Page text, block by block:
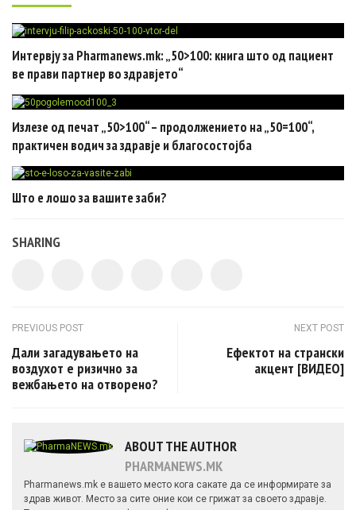
Интервју за Pharmanews.mk: „50>100: книга што од пациент
ве прави партнер во здравјето“
Излезе од печат „50>100“ – продолжението на „50=100“,
практичен водич за здравје и благосостојба
Што е лошо за вашите заби?
SHARING
Post navigation
PREVIOUS POST
Дали загадувањето на
воздухот е ризично за
вежбањето на отворено?
NEXT POST
Ефектот на странски
акцент [ВИДЕО]
ABOUT THE AUTHOR
PHARMANEWS.MK
Pharmanews.mk е вашето место кога сакате да се информирате за
здрав живот. Место за сите оние кои се грижат за своето здравје.